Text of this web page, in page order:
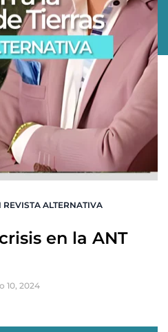
REVISTA ALTERNATIVA
en la ANT
10, 2024